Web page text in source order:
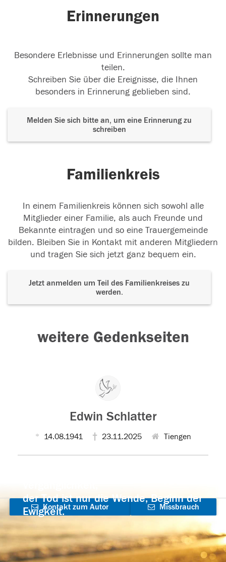
Erinnerungen
Besondere Erlebnisse und Erinnerungen sollte man
teilen.
Schreiben Sie über die Ereignisse, die Ihnen
besonders in Erinnerung geblieben sind.
Melden Sie sich bitte an, um eine Erinnerung zu
schreiben
Familienkreis
In einem Familienkreis können sich sowohl alle
Mitglieder einer Familie, als auch Freunde und
Bekannte eintragen und so eine Trauergemeinde
bilden. Bleiben Sie in Kontakt mit anderen Mitgliedern
und tragen Sie sich jetzt ganz bequem ein.
Jetzt anmelden um Teil des Familienkreises zu
werden.
weitere Gedenkseiten
Edwin Schlatter
14.08.1941 23.11.2025 Tiengen
der Tod ist nur die Wende, Beginn der
Ewigkeit.
Kontakt zum Autor
aufnehmen
Missbrauch